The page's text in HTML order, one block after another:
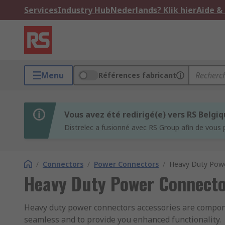
ServicesIndustry HubNederlands? Klik hierAide
Menu Références fabricant
Vous avez été redirigé(e) vers RS
Distrelec a fusionné avec RS Group afin de
/ Connectors / Power Connectors / Heavy Duty
Heavy Duty Power
Heavy duty power connectors accessories are
seamless and to provide you enhanced functionality.